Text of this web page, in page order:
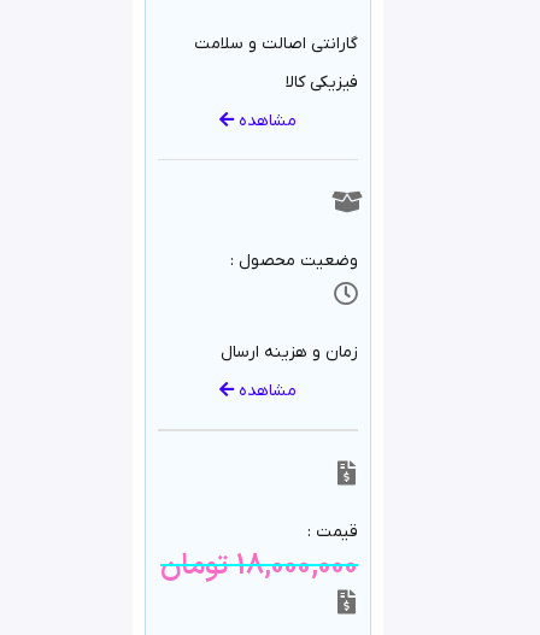
گارانتی اصالت و سلامت
فیزیکی کالا
مشاهده
وضعیت محصول :
زمان و هزینه ارسال
مشاهده
قیمت :
18,000,000تومان